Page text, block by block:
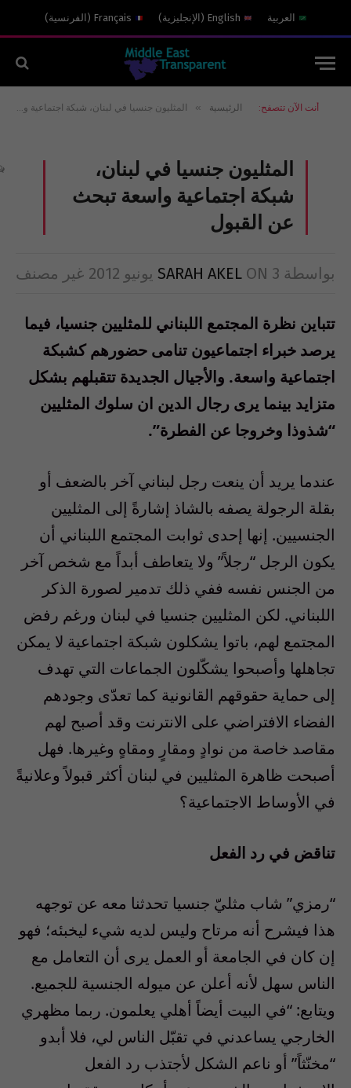
العربية English
( الإنجليزية)
Français
( الفرنسية)
أنت الآن تتصفح: الرئيسية » المثليون جنسيا في لبنان، شبكة اجتماعية واسعة تبحث عن القبول
المثليون جنسيا في لبنان،
شبكة اجتماعية واسعة تبحث
عن القبول
بواسطة SARAH AKEL ON 3 يونيو 2012 غير مصنف
تتباين نظرة المجتمع اللبناني للمثليين جنسيا، فيما
يرصد خبراء اجتماعيون تنامى حضورهم كشبكة
اجتماعية واسعة. والأجيال الجديدة تتقبلهم بشكل
متزايد بينما يرى رجال الدين ان سلوك المثليين
“شذوذا وخروجا عن الفطرة”.
عندما يريد أن ينعت رجل لبناني آخر بالضعف أو
بقلة الرجولة يصفه بالشاذ إشارةً إلى المثليين
الجنسيين. إنها إحدى ثوابت المجتمع اللبناني أن
يكون الرجل “رجلاً” ولا يتعاطف أبداً مع شخص آخر
من الجنس نفسه ففي ذلك تدمير لصورة الذكر
اللبناني. لكن المثليين جنسيا في لبنان ورغم رفض
المجتمع لهم، باتوا يشكلون شبكة اجتماعية لا يمكن
تجاهلها وأصبحوا يشكّلون الجماعات التي تهدف
إلى حماية حقوقهم القانونية كما تعدّى وجودهم
الفضاء الافتراضي على الانترنت وقد أصبح لهم
مقاصد خاصة من نوادٍ ومقارٍ ومقاهٍ وغيرها. فهل
أصبحت ظاهرة المثليين في لبنان أكثر قبولاً وعلانيةً
في الأوساط الاجتماعية؟
تناقض في رد الفعل
“رمزي” شاب مثليّ جنسيا تحدثنا معه عن توجهه
هذا فيشرح أنه مرتاح وليس لديه شيء ليخبئه؛ فهو
إن كان في الجامعة أو العمل يرى أن التعامل مع
الناس سهل لأنه أعلن عن ميوله الجنسية للجميع.
ويتابع: “في البيت أيضاً أهلي يعلمون. ربما مظهري
الخارجي يساعدني في تقبّل الناس لي، فلا أبدو
“مخنّثاً” أو ناعم الشكل لأجتذب رد الفعل